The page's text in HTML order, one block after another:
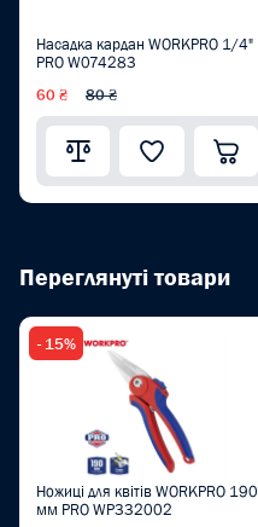
Насадка кардан WORKPRO 1/4"
PRO W074283
60 ₴ 80 ₴
Переглянуті товари
- 15%
Ножиці для квітів WORKPRO 190
мм PRO WP332002